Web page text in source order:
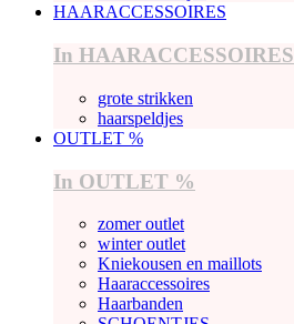
HAARACCESSOIRES
In HAARACCESSOIRES
grote strikken
haarspeldjes
OUTLET %
In OUTLET %
zomer outlet
winter outlet
Kniekousen en maillots
Haaraccessoires
Haarbanden